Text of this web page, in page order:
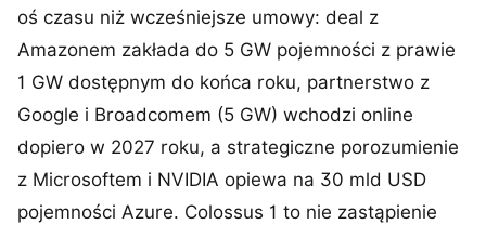
oś czasu niż wcześniejsze umowy: deal z
Amazonem zakłada do 5 GW pojemności z prawie
1 GW dostępnym do końca roku, partnerstwo z
Google i Broadcomem (5 GW) wchodzi online
dopiero w 2027 roku, a strategiczne porozumienie
z Microsoftem i NVIDIA opiewa na 30 mld USD
pojemności Azure. Colossus 1 to nie zastąpienie